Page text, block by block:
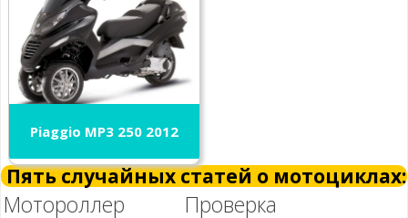
Piaggio MP3 250 2012
Пять случайных статей о мотоциклах:
Мотороллер
Проверка